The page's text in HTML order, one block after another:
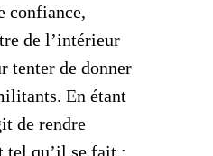
confiance,
de l’intérieur
tenter de donner
En étant
de rendre
tel qu’il se fait :